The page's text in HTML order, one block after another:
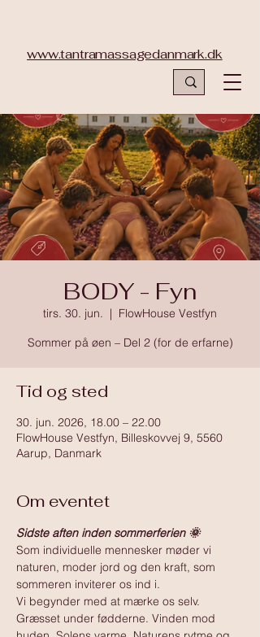
www.tantramassagedanmark.dk
BODY - Fyn
tirs. 30. jun.
  |
FlowHouse Vestfyn
Sommer på øen – Del 2 (for de erfarne)
Tid og sted
30. jun. 2026, 18.00 – 22.00
FlowHouse Vestfyn, Billeskovvej 9, 5560
Aarup, Danmark
Om eventet
Sidste aften inden sommerferien 🌞
Som individuelle mennesker møder vi
naturen, moder jord og den kraft, som
sommeren inviterer os ind i.
Vi begynder med at mærke os selv.
Græsset under fødderne. Vinden mod